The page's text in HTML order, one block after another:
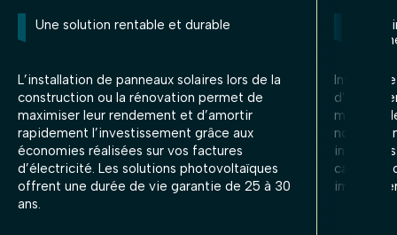
Une solution rentable et durable
L’installation de panneaux solaires lors de la
construction ou la rénovation permet de
maximiser leur rendement et d’amortir
rapidement l’investissement grâce aux
économies réalisées sur vos factures
d’électricité. Les solutions photovoltaïques
offrent une durée de vie garantie de 25 à 30
ans.
Un
Intégrer
matière
carbone